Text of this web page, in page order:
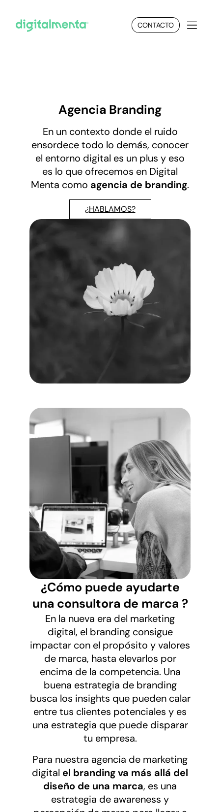
CONTACTO
Agencia Branding
En un contexto donde el ruido
ensordece todo lo demás, conocer
el entorno digital es un plus y eso
es lo que ofrecemos en Digital
Menta como agencia de branding.
¿HABLAMOS?
¿Cómo puede ayudarte
una consultora de marca ?
En la nueva era del marketing
digital, el branding consigue
impactar con el propósito y valores
de marca, hasta elevarlos por
encima de la competencia. Una
buena estrategia de branding
busca los insights que pueden calar
entre tus clientes potenciales y es
una estrategia que puede disparar
tu empresa.
Para nuestra agencia de marketing
digital el branding va más allá del
diseño de una marca, es una
estrategia de awareness y